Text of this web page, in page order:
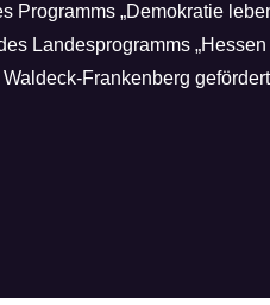
Programms „Demokratie
Landesprogramms
Frankenberg